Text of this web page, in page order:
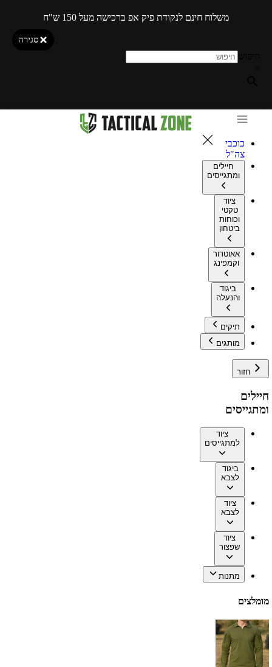
משלוח חינם לנקודת פיק אפ ברכישה מעל 150 ש"ח
סגירה
כוכבי
צה"ל
חיילים
ומתגייסים
ציוד
טקטי
וכוחות
ביטחון
אאוטדור
וקמפינג
ביגוד
והנעלה
תיקים
מותגים
חזור
חיילים
ומתגייסים
ציוד
למתגייסים
ביגוד
לצבא
ציוד
לצבא
ציוד
שפצור
מתנות
מומלצים